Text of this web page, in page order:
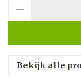
Bekijk alle